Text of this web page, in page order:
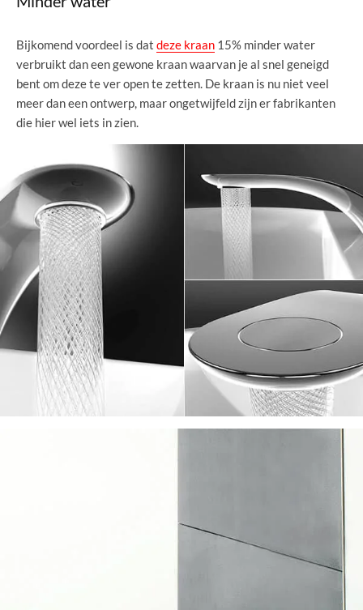
Bijkomend voordeel is dat deze kraan 15% minder water
verbruikt dan een gewone kraan waarvan je al snel geneigd
bent om deze te ver open te zetten. De kraan is nu niet veel
meer dan een ontwerp, maar ongetwijfeld zijn er fabrikanten
die hier wel iets in zien.